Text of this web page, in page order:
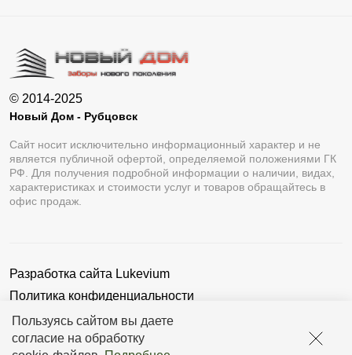
Пользуясь сайтом вы даете
согласие на обработку
© 2014-2025
Новый Дом - Рубцовск
Сайт носит исключительно информационный характер и не
является публичной офертой, определяемой положениями ГК
РФ. Для получения подробной информации о наличии, видах,
характеристиках и стоимости услуг и товаров обращайтесь в
офис продаж.
Разработка сайта Lukevium
Политика конфиденциальности
Пользовательское соглашение